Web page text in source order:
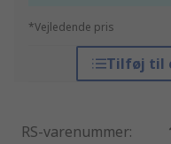
*Vejledende pris
Tilføj til
RS-varenummer: